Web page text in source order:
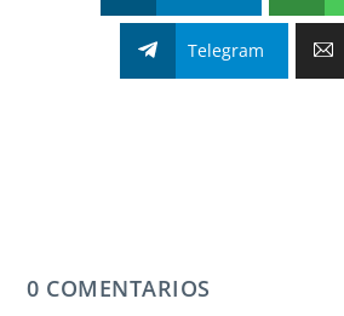
Telegram
0 COMENTARIOS